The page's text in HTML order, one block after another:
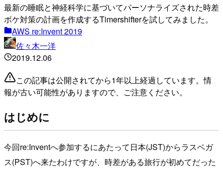
最新の睡眠と神経科学に基づいてパーソナライズされた時差
ボケ対策の計画を作成するTimershifterを試してみました。
AWS re:Invent 2019
佐々木一洋
2019.12.06
この記事は公開されてから1年以上経過しています。情
報が古い可能性がありますので、ご注意ください。
はじめに
今回re:Inventへ参加するにあたって日本(JST)からラスベガ
ス(PST)へ来たわけですが、時差がある旅行が初めてだった